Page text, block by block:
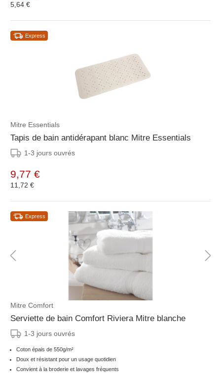
5,64 €
Express
Mitre Essentials
Tapis de bain antidérapant blanc Mitre Essentials
1-3 jours ouvrés
9,77 €
11,72 €
Express
Mitre Comfort
Serviette de bain Comfort Riviera Mitre blanche
1-3 jours ouvrés
Coton épais de 550g/m²
Doux et résistant pour un usage quotidien
Convient à la broderie et lavages fréquents